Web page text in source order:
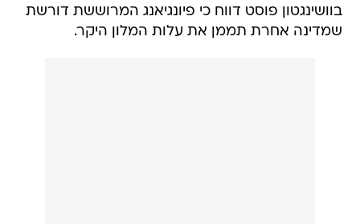
בוושינגטון פוסט דווח כי פיונגיאנג המרוששת דורשת
שמדינה אחרת תממן את עלות המלון היקר.